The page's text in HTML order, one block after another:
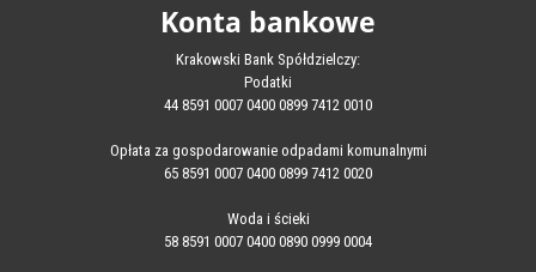
Konta bankowe
Krakowski Bank Spółdzielczy:
Podatki
44 8591 0007 0400 0899 7412 0010
Opłata za gospodarowanie odpadami komunalnymi
65 8591 0007 0400 0899 7412 0020
Woda i ścieki
58 8591 0007 0400 0890 0999 0004